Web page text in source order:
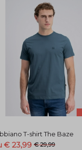
T-shirt The Baze
€ 23,99 € 29,99